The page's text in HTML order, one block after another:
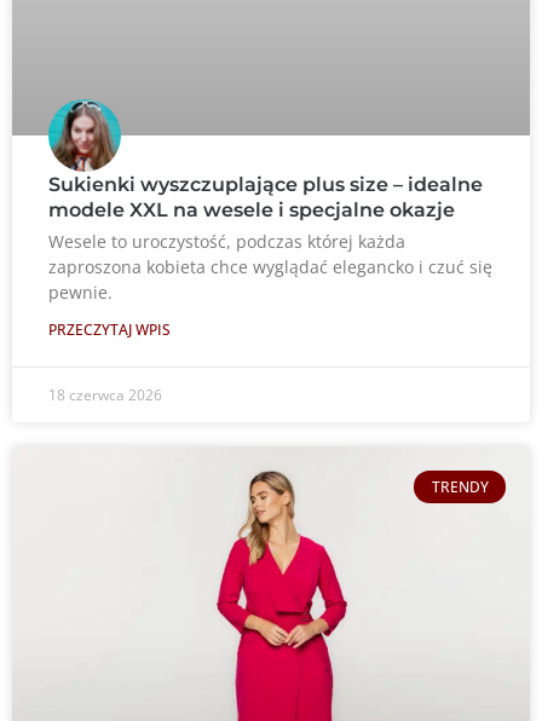
Sukienki wyszczuplające plus size – idealne
modele XXL na wesele i specjalne okazje
Wesele to uroczystość, podczas której każda
zaproszona kobieta chce wyglądać elegancko i czuć się
pewnie.
PRZECZYTAJ WPIS
18 czerwca 2026
TRENDY